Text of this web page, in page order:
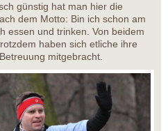
günstig hat man hier die
dem Motto: Bin ich schon am
essen und trinken. Von beidem
haben sich etliche ihre
mitgebracht.